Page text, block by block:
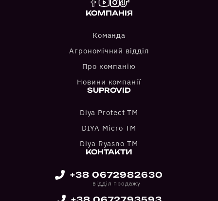
КОМПАНІЯ
Команда
Агрономічний відділ
Про компанію
Новини компанії
SUPROVID
Diya Protect TM
DIYA Micro TM
Diya Ryasno TM
КОНТАКТИ
+38 0672982630
відділ продажу